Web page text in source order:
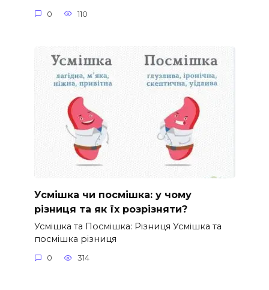
0 110
Усмішка чи посмішка: у чому
різниця та як їх розрізняти?
Усмішка та Посмішка: Різниця Усмішка та
посмішка різниця
0 314